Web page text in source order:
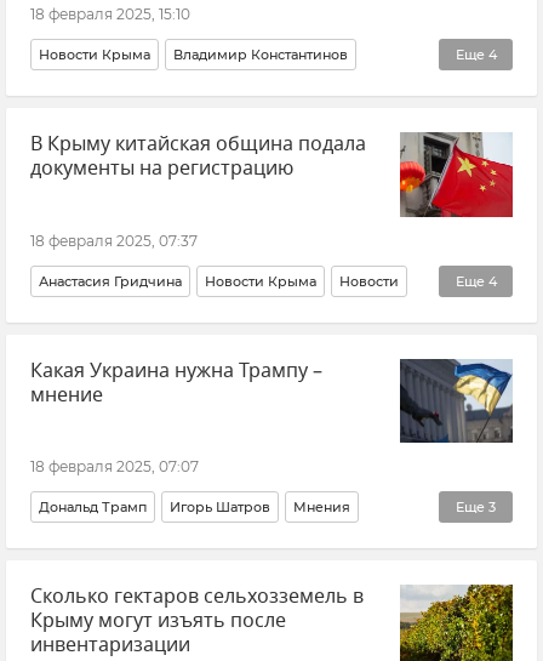
18 февраля 2025, 15:10
Еще 4
Новости Крыма Владимир Константинов
Национализация в Крыму
Промышленность в Крыму Украина
В Крыму китайская община подала
документы на регистрацию
18 февраля 2025, 07:37
Еще 4
Анастасия Гридчина Новости Крыма Новости
Крым Россия Китай Сотрудничество
Какая Украина нужна Трампу –
мнение
18 февраля 2025, 07:07
Еще 3
Дональд Трамп Игорь Шатров Мнения
Политика Россия Украина
Сколько гектаров сельхозземель в
Крыму могут изъять после
инвентаризации